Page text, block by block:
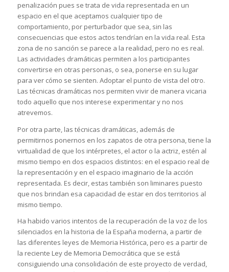
penalización pues se trata de vida representada en un
espacio en el que aceptamos cualquier tipo de
comportamiento, por perturbador que sea, sin las
consecuencias que estos actos tendrían en la vida real. Esta
zona de no sanción se parece a la realidad, pero no es real.
Las actividades dramáticas permiten a los participantes
convertirse en otras personas, o sea, ponerse en su lugar
para ver cómo se sienten. Adoptar el punto de vista del otro.
Las técnicas dramáticas nos permiten vivir de manera vicaria
todo aquello que nos interese experimentar y no nos
atrevemos.
Por otra parte, las técnicas dramáticas, además de
permitirnos ponernos en los zapatos de otra persona, tiene la
virtualidad de que los intérpretes, el actor o la actriz, estén al
mismo tiempo en dos espacios distintos: en el espacio real de
la representación y en el espacio imaginario de la acción
representada. Es decir, estas también son liminares puesto
que nos brindan esa capacidad de estar en dos territorios al
mismo tiempo.
Ha habido varios intentos de la recuperación de la voz de los
silenciados en la historia de la España moderna, a partir de
las diferentes leyes de Memoria Histórica, pero es a partir de
la reciente Ley de Memoria Democrática que se está
consiguiendo una consolidación de este proyecto de verdad,